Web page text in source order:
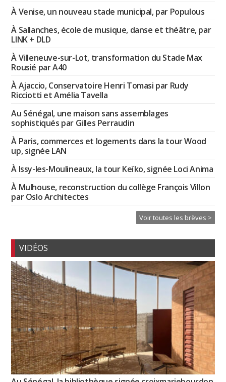
À Venise, un nouveau stade municipal, par Populous
À Sallanches, école de musique, danse et théâtre, par
LINK + DLD
À Villeneuve-sur-Lot, transformation du Stade Max
Rousié par A40
À Ajaccio, Conservatoire Henri Tomasi par Rudy
Ricciotti et Amélia Tavella
Au Sénégal, une maison sans assemblages
sophistiqués par Gilles Perraudin
À Paris, commerces et logements dans la tour Wood
up, signée LAN
À Issy-les-Moulineaux, la tour Keïko, signée Loci Anima
À Mulhouse, reconstruction du collège François Villon
par Oslo Architectes
Voir toutes les brèves >
VIDÉOS